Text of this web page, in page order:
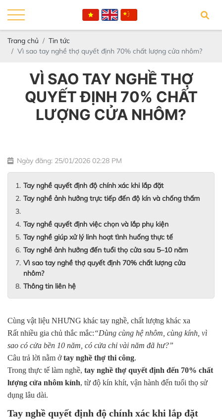
Trang chủ
Tin tức
Vì sao tay nghề thợ quyết định 70% chất lượng cửa nhôm?
VÌ SAO TAY NGHỀ THỢ
QUYẾT ĐỊNH 70% CHẤT
LƯỢNG CỬA NHÔM?
Ngày đăng: 25/01/2026 02:28 PM
Tay nghề quyết định độ chính xác khi lắp đặt
Tay nghề ảnh hưởng trực tiếp đến độ kín và chống thấm
Tay nghề quyết định việc chọn và lắp phụ kiện
Tay nghề giúp xử lý linh hoạt tình huống thực tế
Tay nghề ảnh hưởng đến tuổi thọ cửa sau 5–10 năm
Vì sao tay nghề thợ quyết định 70% chất lượng cửa
nhôm?
Thông tin liên hệ
Cùng vật liệu NHƯNG khác tay nghề, chất lượng khác xa
Rất nhiều gia chủ thắc mắc:“Dùng cùng hệ nhôm, cùng kính, vì
sao có cửa bền 10 năm, có cửa chỉ vài năm đã hư?”
Câu trả lời nằm ởtay nghề thợ thi công.
Trong thực tế làm nghề, tay nghề thợ quyết định đến 70% chất
lượng cửa nhôm kính, từ độ kín khít, vận hành đến tuổi thọ sử
dụng lâu dài.
Tay nghề quyết định độ chính xác khi lắp đặt